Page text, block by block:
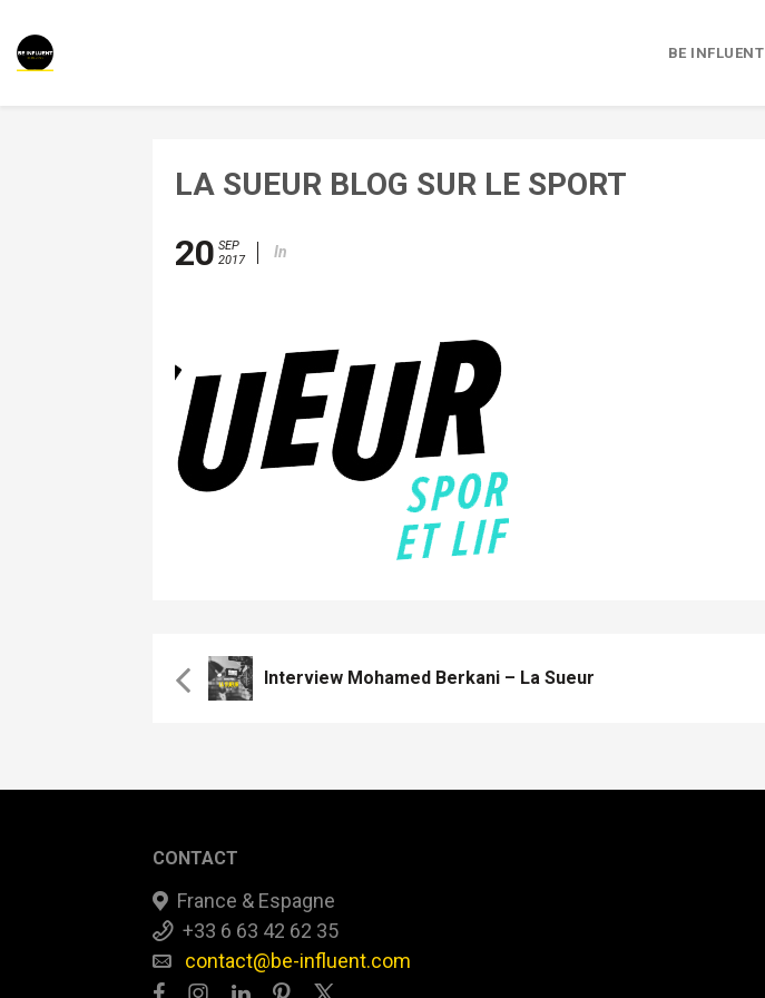
BE INFLUENT
LA SUEUR BLOG SUR LE SPORT
20 SEP
2017
In
Interview Mohamed Berkani – La Sueur
CONTACT
France & Espagne
+33 6 63 42 62 35
contact@be-influent.com